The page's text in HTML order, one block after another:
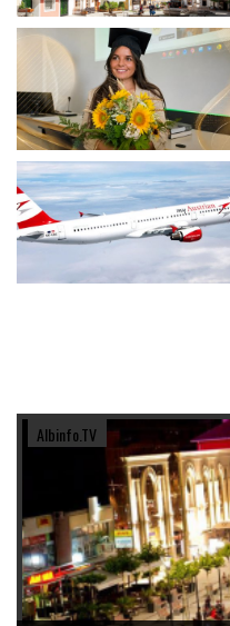
Albinfo.TV